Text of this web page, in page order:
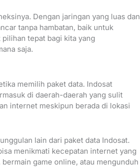
Dengan jaringan yang luas dan
tanpa hambatan, baik untuk
tepat bagi kita yang
saja.
memilih paket data. Indosat
di daerah-daerah yang sulit
internet meskipun berada di lokasi
lain dari paket data Indosat.
menikmati kecepatan internet yang
game online, atau mengunduh